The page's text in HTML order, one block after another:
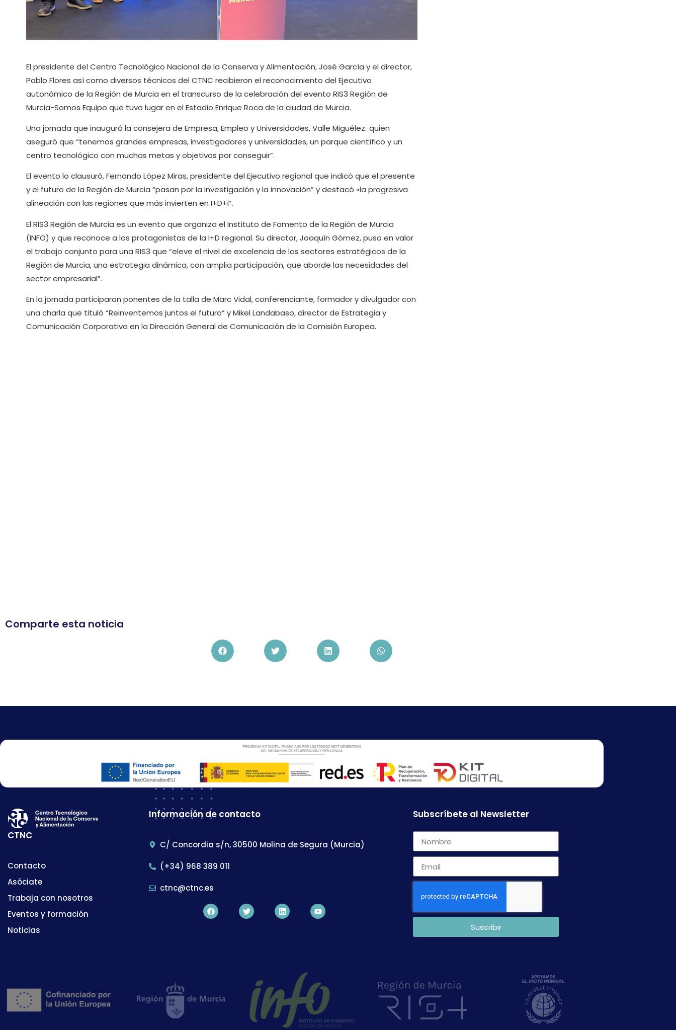
El presidente del Centro Tecnológico Nacional de la Conserva y Alimentación, José García y el director,
Pablo Flores así como diversos técnicos del CTNC recibieron el reconocimiento del Ejecutivo
autonómico de la Región de Murcia en el transcurso de la celebración del evento RIS3 Región de
Murcia-Somos Equipo que tuvo lugar en el Estadio Enrique Roca de la ciudad de Murcia.
Una jornada que inauguró la consejera de Empresa, Empleo y Universidades, Valle Miguélez quien
aseguró que “tenemos grandes empresas, investigadores y universidades, un parque científico y un
centro tecnológico con muchas metas y objetivos por conseguir”.
El evento lo clausuró, Fernando López Miras, presidente del Ejecutivo regional que indicó que el presente
y el futuro de la Región de Murcia “pasan por la investigación y la innovación” y destacó «la progresiva
alineación con las regiones que más invierten en I+D+i”.
El RIS3 Región de Murcia es un evento que organiza el Instituto de Fomento de la Región de Murcia
(INFO) y que reconoce a los protagonistas de la I+D regional. Su director, Joaquín Gómez, puso en valor
el trabajo conjunto para una RIS3 que “eleve el nivel de excelencia de los sectores estratégicos de la
Región de Murcia, una estrategia dinámica, con amplia participación, que aborde las necesidades del
sector empresarial”.
En la jornada participaron ponentes de la talla de Marc Vidal, conferenciante, formador y divulgador con
una charla que tituló “Reinventemos juntos el futuro” y Mikel Landabaso, director de Estrategia y
Comunicación Corporativa en la Dirección General de Comunicación de la Comisión Europea.
Comparte esta noticia
CTNC
Contacto
Asóciate
Trabaja con nosotros
Eventos y formación
Noticias
Información de contacto
C/ Concordia s/n, 30500 Molina de Segura (Murcia)
(+34) 968 389 011
ctnc@ctnc.es
Subscríbete al Newsletter
Suscribir